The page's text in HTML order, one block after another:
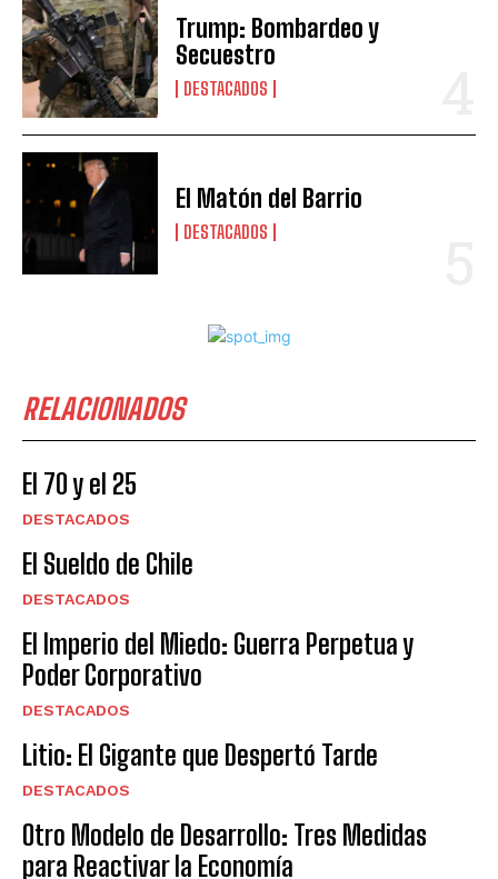
Trump: Bombardeo y
Secuestro
DESTACADOS
El Matón del Barrio
DESTACADOS
RELACIONADOS
El 70 y el 25
DESTACADOS
El Sueldo de Chile
DESTACADOS
El Imperio del Miedo: Guerra Perpetua y
Poder Corporativo
DESTACADOS
Litio: El Gigante que Despertó Tarde
DESTACADOS
Otro Modelo de Desarrollo: Tres Medidas
para Reactivar la Economía